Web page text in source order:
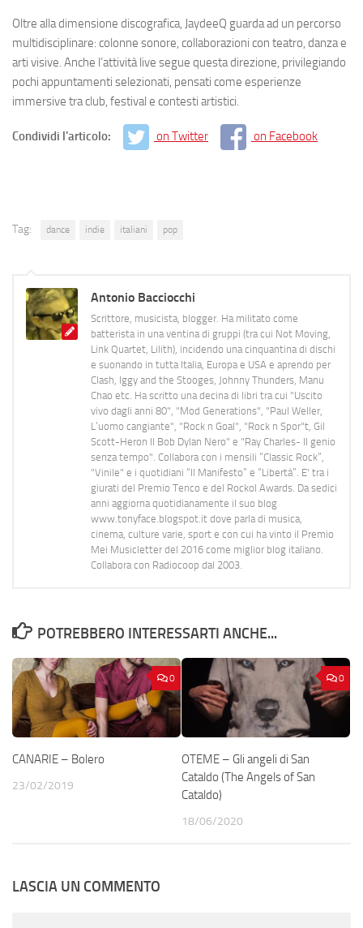
Oltre alla dimensione discografica, JaydeeQ guarda ad un percorso
multidisciplinare: colonne sonore, collaborazioni con teatro, danza e
arti visive. Anche l’attività live segue questa direzione, privilegiando
pochi appuntamenti selezionati, pensati come esperienze
immersive tra club, festival e contesti artistici.
Condividi l'articolo: on Twitter on Facebook
Tag: dance indie italiani pop
Antonio Bacciocchi
Scrittore, musicista, blogger. Ha militato come
batterista in una ventina di gruppi (tra cui Not Moving,
Link Quartet, Lilith), incidendo una cinquantina di dischi
e suonando in tutta Italia, Europa e USA e aprendo per
Clash, Iggy and the Stooges, Johnny Thunders, Manu
Chao etc. Ha scritto una decina di libri tra cui "Uscito
vivo dagli anni 80", "Mod Generations", "Paul Weller,
L’uomo cangiante", "Rock n Goal", "Rock n Spor"t, Gil
Scott-Heron Il Bob Dylan Nero" e "Ray Charles- Il genio
senza tempo". Collabora con i mensili “Classic Rock”,
"Vinile" e i quotidiani “Il Manifesto” e “Libertà”. E' tra i
giurati del Premio Tenco e del Rockol Awards. Da sedici
anni aggiorna quotidianamente il suo blog
www.tonyface.blogspot.it dove parla di musica,
cinema, culture varie, sport e con cui ha vinto il Premio
Mei Musicletter del 2016 come miglior blog italiano.
Collabora con Radiocoop dal 2003.
POTREBBERO INTERESSARTI ANCHE...
0
CANARIE – Bolero
23/02/2019
0
OTEME – Gli angeli di San
Cataldo (The Angels of San
Cataldo)
18/06/2020
LASCIA UN COMMENTO